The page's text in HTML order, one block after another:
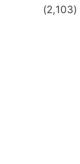
(2,103)